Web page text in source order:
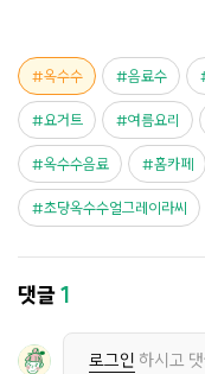
옥수수 음료수
요거트 여름요리
옥수수음료 홈카페
초당옥수수얼그레이라씨
댓글1
로그인 하시고